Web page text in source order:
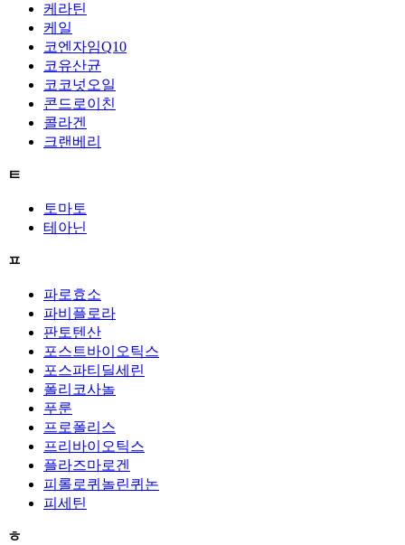
케라틴
케일
코엔자임Q10
코유산균
코코넛오일
콘드로이친
콜라겐
크랜베리
ㅌ
토마토
테아닌
ㅍ
파로효소
파비플로라
판토텐산
포스트바이오틱스
포스파티딜세린
폴리코사놀
푸룬
프로폴리스
프리바이오틱스
플라즈마로겐
피롤로퀴놀린퀴논
피세틴
ㅎ